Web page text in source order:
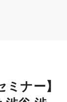
ナー】